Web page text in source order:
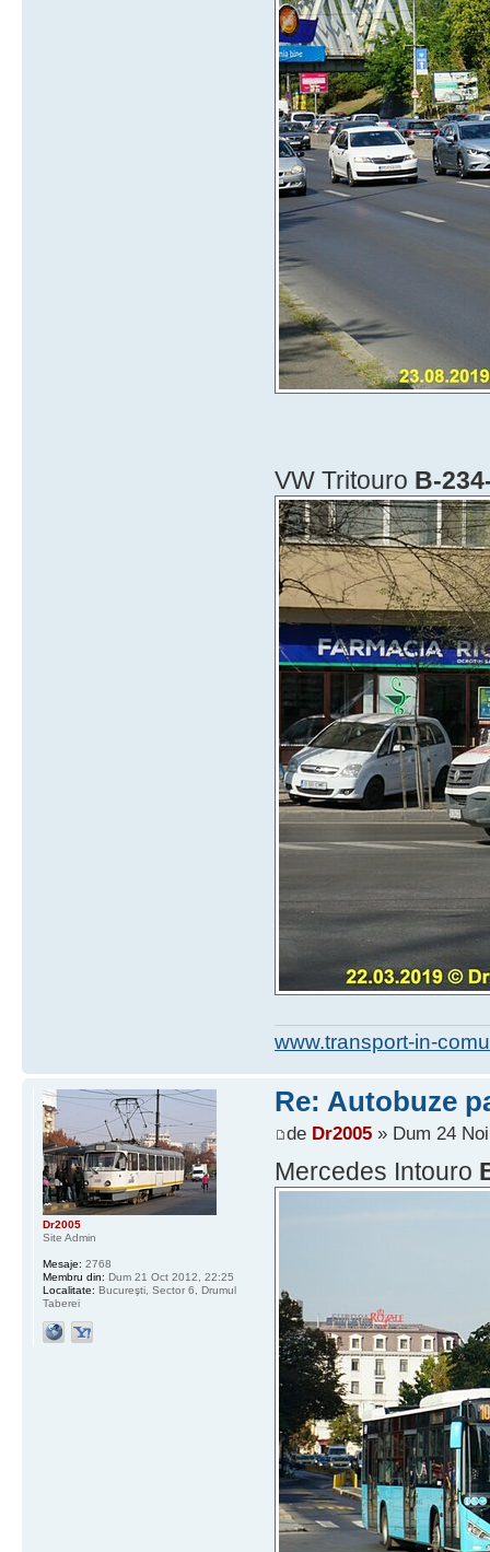
VW Tritouro B-
www.transport-in-
Re: Autobuze
de Dr2005» Dum 24
Mercedes Intouro
Dr2005
Site Admin
Mesaje: 2768
Membru din: Dum 21 Oct 2012, 22:25
Localitate: Bucureşti, Sector 6, Drumul
Taberei